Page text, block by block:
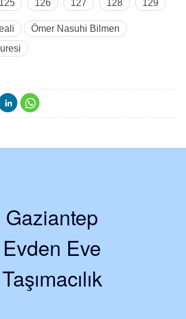
125 126 127 128 129
Ömer Nasuhi Bilmen
Gaziantep
Evden Eve
Taşımacılık